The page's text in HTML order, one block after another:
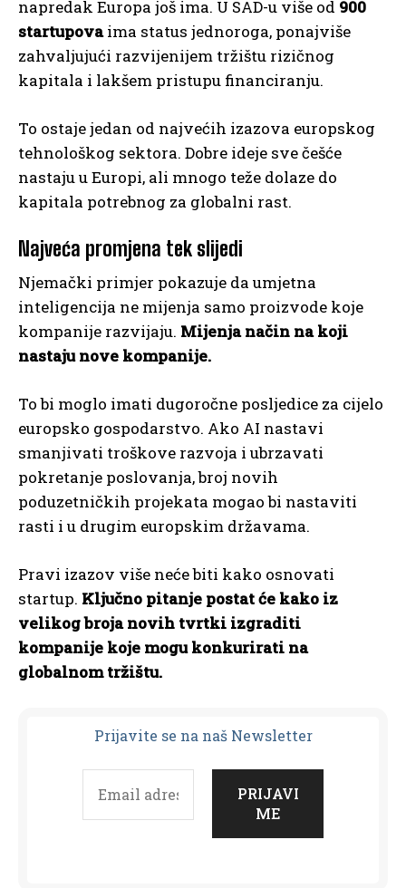
napredak Europa još ima. U SAD-u više od 900
startupovaima status jednoroga, ponajviše
zahvaljujući razvijenijem tržištu rizičnog
kapitala i lakšem pristupu financiranju.
To ostaje jedan od najvećih izazova europskog
tehnološkog sektora. Dobre ideje sve češće
nastaju u Europi, ali mnogo teže dolaze do
kapitala potrebnog za globalni rast.
Najveća promjena tek slijedi
Njemački primjer pokazuje da umjetna
inteligencija ne mijenja samo proizvode koje
kompanije razvijaju. Mijenja način na koji
nastaju nove kompanije.
To bi moglo imati dugoročne posljedice za cijelo
europsko gospodarstvo. Ako AI nastavi
smanjivati troškove razvoja i ubrzavati
pokretanje poslovanja, broj novih
poduzetničkih projekata mogao bi nastaviti
rasti i u drugim europskim državama.
Pravi izazov više neće biti kako osnovati
startup. Ključno pitanje postat će kako iz
velikog broja novih tvrtki izgraditi
kompanije koje mogu konkurirati na
globalnom tržištu.
Prijavite se na naš Newsletter